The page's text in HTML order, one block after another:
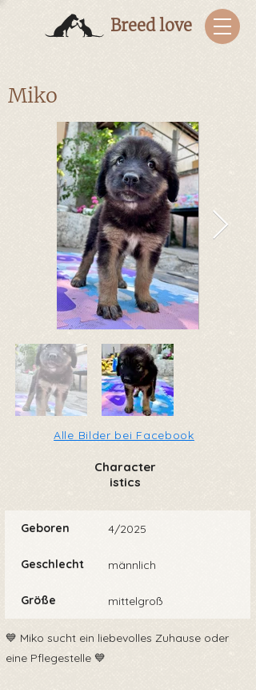
Breed love
Miko
Alle Bilder bei Facebook
Character
istics
Geboren 4/2025
Geschlecht männlich
Größe mittelgroß
💙 Miko sucht ein liebevolles Zuhause oder
eine Pflegestelle 💙